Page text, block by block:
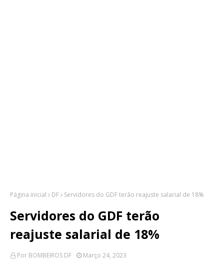
Página inicial DF Servidores do GDF terão reajuste salarial de 18%
Servidores do GDF terão
reajuste salarial de 18%
Por BOMBEIROS DF Março 24, 2023